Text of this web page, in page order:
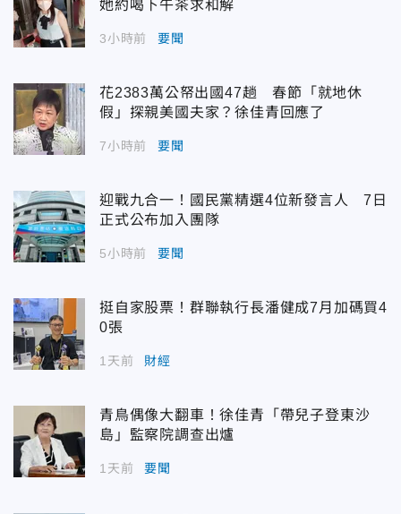
她約喝下午茶求和解
3小時前 要聞
花2383萬公帑出國47趟 春節「就地休
假」探親美國夫家？徐佳青回應了
7小時前 要聞
迎戰九合一！國民黨精選4位新發言人 7日
正式公布加入團隊
5小時前 要聞
挺自家股票！群聯執行長潘健成7月加碼買4
0張
1天前 財經
青鳥偶像大翻車！徐佳青「帶兒子登東沙
島」監察院調查出爐
1天前 要聞